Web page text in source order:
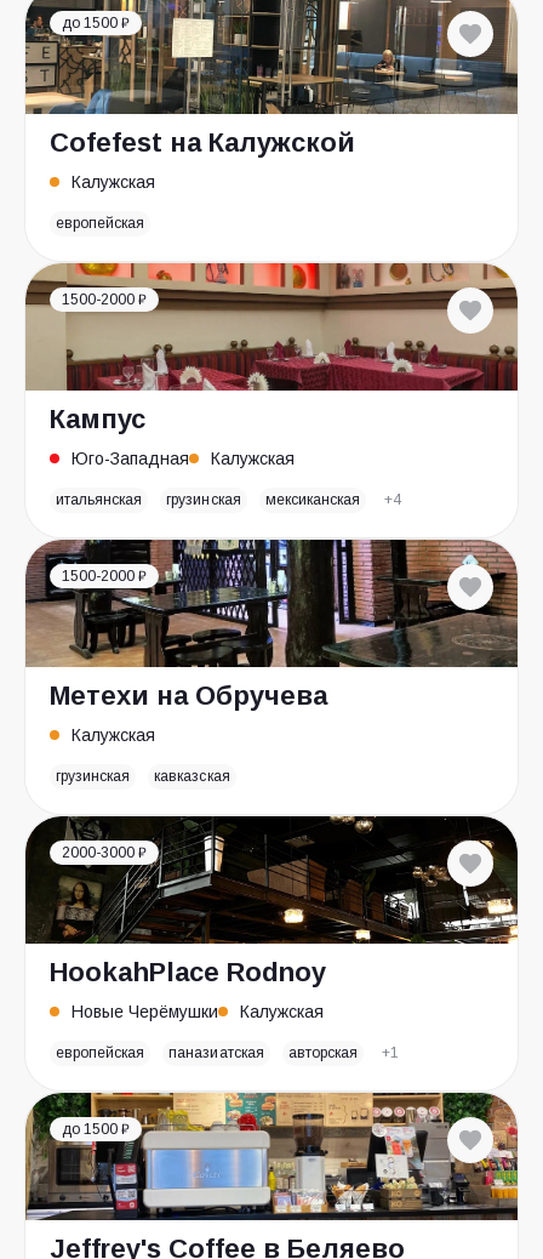
до 1500 ₽
Cofefest на Калужской
Калужская
европейская
1500-2000 ₽
Кампус
Юго-Западная Калужская
итальянская грузинская мексиканская +4
1500-2000 ₽
Метехи на Обручева
Калужская
грузинская кавказская
2000-3000 ₽
HookahPlace Rodnoy
Новые Черёмушки Калужская
европейская паназиатская авторская +1
до 1500 ₽
Jeffrey's Coffee в Беляево